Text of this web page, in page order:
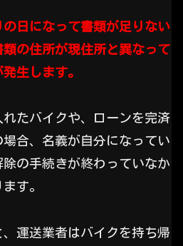
の日になって書類が足りない
の住所が現住所と異なって
生します。
たバイクや、ローンを完済
合、名義が自分になってい
の手続きが終わっていなか
す。
運送業者はバイクを持ち帰